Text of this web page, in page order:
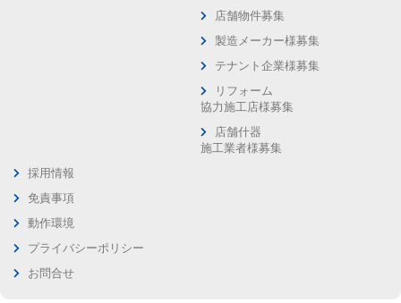
店舗物件募集
製造メーカー様募集
テナント企業様募集
リフォーム
協力施工店様募集
店舗什器
施工業者様募集
採用情報
免責事項
動作環境
プライバシーポリシー
お問合せ